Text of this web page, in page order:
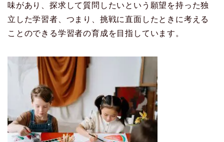
味があり、探求して質問したいという願望を持った独
立した学習者、つまり、挑戦に直面したときに考える
ことのできる学習者の育成を目指しています。